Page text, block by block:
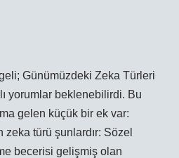
Günümüzdeki Zeka Türleri
yorumlar beklenebilirdi. Bu
gelen küçük bir ek var:
zeka türü şunlardır: Sözel
becerisi gelişmiş olan